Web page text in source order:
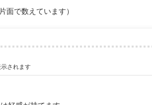
面で数えています）
されます